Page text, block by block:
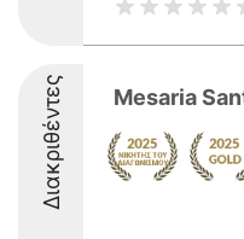
Διακριθέντες Mesaria